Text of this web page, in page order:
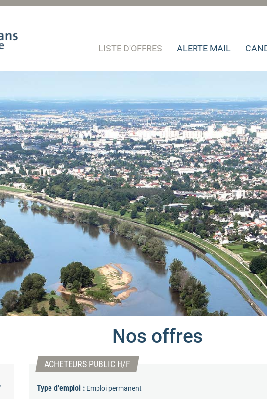
LISTE D'OFFRES ALERTE MAIL
Nos offres
RECHERCHER
ACHETEURS PUBLIC H/F(Nouvelle fenêtre)
Type d'emploi : Emploi permanent